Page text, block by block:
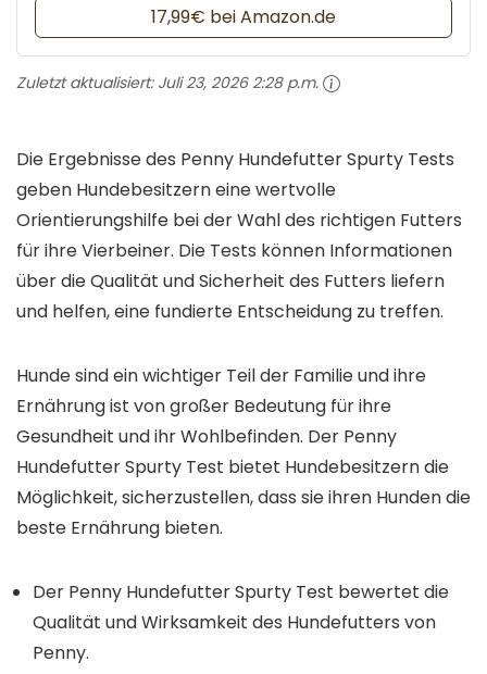
17,99€ bei Amazon.de
Zuletzt aktualisiert: Juli 23, 2026 2:28 p.m.
Die Ergebnisse des Penny Hundefutter Spurty Tests
geben Hundebesitzern eine wertvolle
Orientierungshilfe bei der Wahl des richtigen Futters
für ihre Vierbeiner. Die Tests können Informationen
über die Qualität und Sicherheit des Futters liefern
und helfen, eine fundierte Entscheidung zu treffen.
Hunde sind ein wichtiger Teil der Familie und ihre
Ernährung ist von großer Bedeutung für ihre
Gesundheit und ihr Wohlbefinden. Der Penny
Hundefutter Spurty Test bietet Hundebesitzern die
Möglichkeit, sicherzustellen, dass sie ihren Hunden die
beste Ernährung bieten.
Der Penny Hundefutter Spurty Test bewertet die
Qualität und Wirksamkeit des Hundefutters von
Penny.